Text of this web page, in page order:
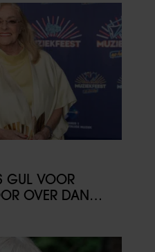
GUL VOOR
OVER DAN